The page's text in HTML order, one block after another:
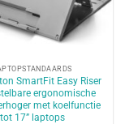
SmartFit Easy Riser
ergonomische
met koelfunctie
tot 17” laptops